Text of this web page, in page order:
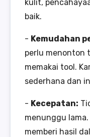
kulit,
baik.
- Kemudahan
perlu menonton
memakai tool.
sederhana dan
- Kecepatan:
menunggu
memberi hasil